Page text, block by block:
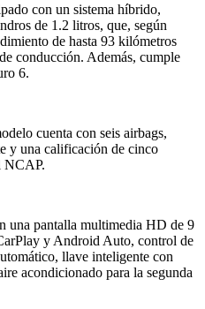
con un sistema híbrido,
de 1.2 litros, que, según
de hasta 93 kilómetros
conducción. Además, cumple
6.
cuenta con seis airbags,
y una calificación de cinco
NCAP.
una pantalla multimedia HD de 9
y Android Auto, control de
llave inteligente con
acondicionado para la segunda